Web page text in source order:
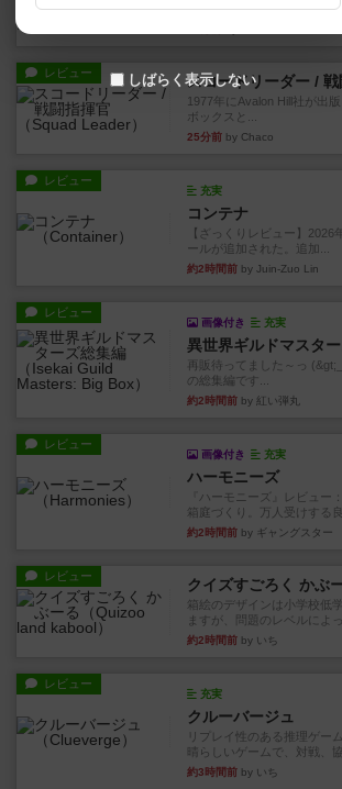
1978年にAvalon Hill社が出
レビュー スコードリーダー / 戦
1977年にAvalon Hill社が出
ボックスと...
25分前 by Chaco
レビュー
充実
コンテナ
【ざっくりレビュー】2026
ールが追加された。追加...
約2時間前 by Juin-Zuo Lin
レビュー
画像付き 充実
異世界ギルドマスタ
再販待ってました～っ
の総集編です...
約2時間前 by 紅い弾丸
レビュー
画像付き 充実
ハーモニーズ
『ハーモニーズ』レビュー
箱庭づくり。万人受けする良
約2時間前 by ギャングスター
レビュー クイズすごろく かぶ
箱絵のデザインは小学校低
ますが、問題のレベルによっ
約2時間前 by いち
レビュー
充実
クルーバージュ
リプレイ性のある推理ゲー
晴らしいゲームで、対戦、協
約3時間前 by いち
しばらく表示しない